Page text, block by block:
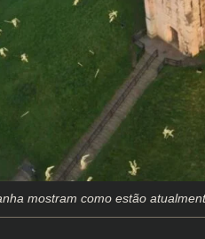
mostram como estão